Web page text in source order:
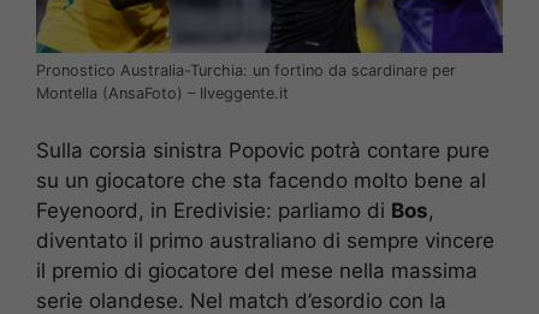
Pronostico Australia-Turchia: un fortino da scardinare per
Montella (AnsaFoto) – Ilveggente.it
Sulla corsia sinistra Popovic potrà contare pure
su un giocatore che sta facendo molto bene al
Feyenoord, in Eredivisie: parliamo di Bos,
diventato il primo australiano di sempre vincere
il premio di giocatore del mese nella massima
serie olandese. Nel match d’esordio con la